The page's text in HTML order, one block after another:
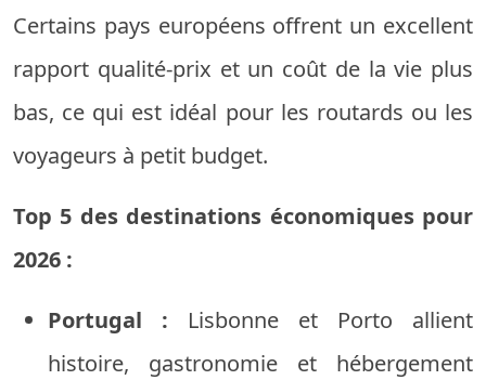
Certains pays européens offrent un excellent
rapport qualité-prix et un coût de la vie plus
bas, ce qui est idéal pour les routards ou les
voyageurs à petit budget.
Top 5 des destinations économiques pour
2026 :
Portugal : Lisbonne et Porto allient
histoire, gastronomie et hébergement